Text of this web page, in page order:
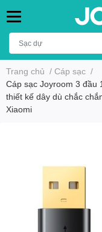
Trang chủ / Cáp sạc /
Cáp sạc Joyroom 3 đầu
thiết kế dây dù chắc
Xiaomi